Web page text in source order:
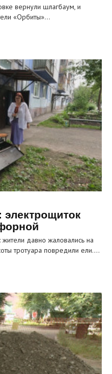
вернули шлагбаум, и
«Орбиты»…
электрощиток
давно жаловались на
тротуара повредили ели.…